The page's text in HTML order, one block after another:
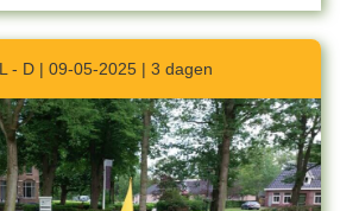
- D | 09-05-2025 | 3 dagen